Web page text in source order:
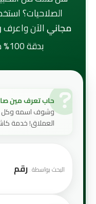
الصلاحيات؟
مجانيالآن واعرف
بدقة 100% مباشرة من المتصفح
حاب تعرف مين
وشوف اسمه وكل
العملاق! خدمة
البحث بواسطة رقم